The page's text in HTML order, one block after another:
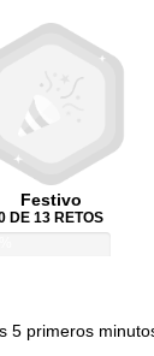
Festivo
DE 13 RETOS
5 primeros